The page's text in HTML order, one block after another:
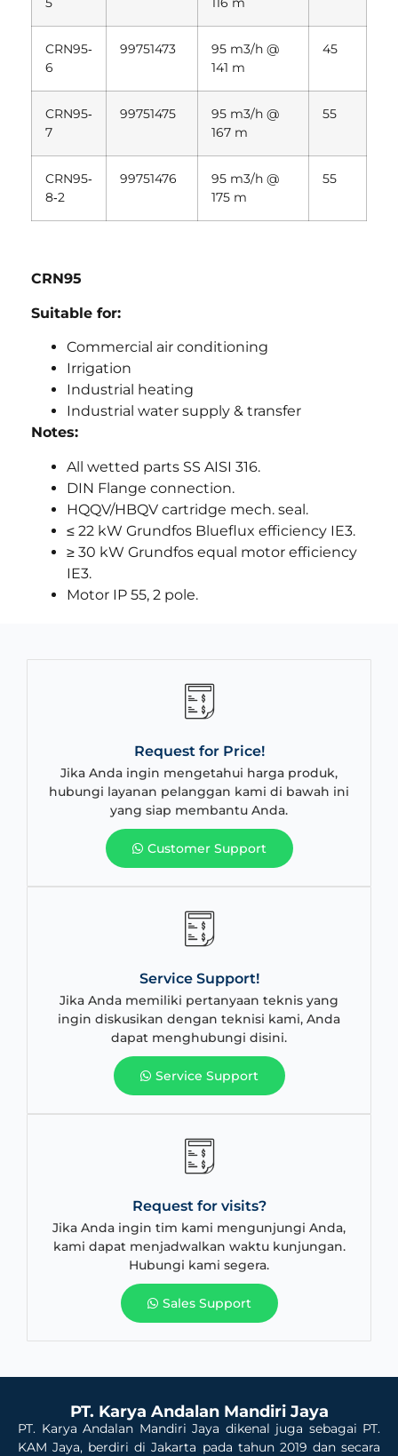
CRN95‐
6
99751473
95 m3/h @
141 m
45
CRN95‐
7
99751475
95 m3/h @
167 m
55
CRN95‐
8‐2
99751476
95 m3/h @
175 m
55
CRN95
Suitable for:
Commercial air conditioning
Irrigation
Industrial heating
Industrial water supply & transfer
Notes:
All wetted parts SS AISI 316.
DIN Flange connection.
HQQV/HBQV cartridge mech. seal.
≤ 22 kW Grundfos Blueflux efficiency IE3.
≥ 30 kW Grundfos equal motor efficiency
IE3.
Motor IP 55, 2 pole.
Request for Price!
Jika Anda ingin mengetahui harga produk,
hubungi layanan pelanggan kami di bawah ini
yang siap membantu Anda.
Customer Support
Service Support!
Jika Anda memiliki pertanyaan teknis yang
ingin diskusikan dengan teknisi kami, Anda
dapat menghubungi disini.
Service Support
Request for visits?
Jika Anda ingin tim kami mengunjungi Anda,
kami dapat menjadwalkan waktu kunjungan.
Hubungi kami segera.
Sales Support
PT. Karya Andalan Mandiri Jaya
PT. Karya Andalan Mandiri Jaya dikenal juga sebagai PT.
KAM Jaya, berdiri di Jakarta pada tahun 2019 dan secara